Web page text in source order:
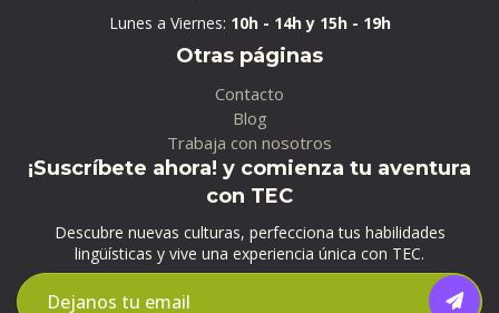
Lunes a Viernes: 10h - 14h y 15h - 19h
Otras páginas
Contacto
Blog
Trabaja con nosotros
¡Suscríbete ahora! y comienza tu aventura
con TEC
Descubre nuevas culturas, perfecciona tus habilidades
lingüísticas y vive una experiencia única con TEC.